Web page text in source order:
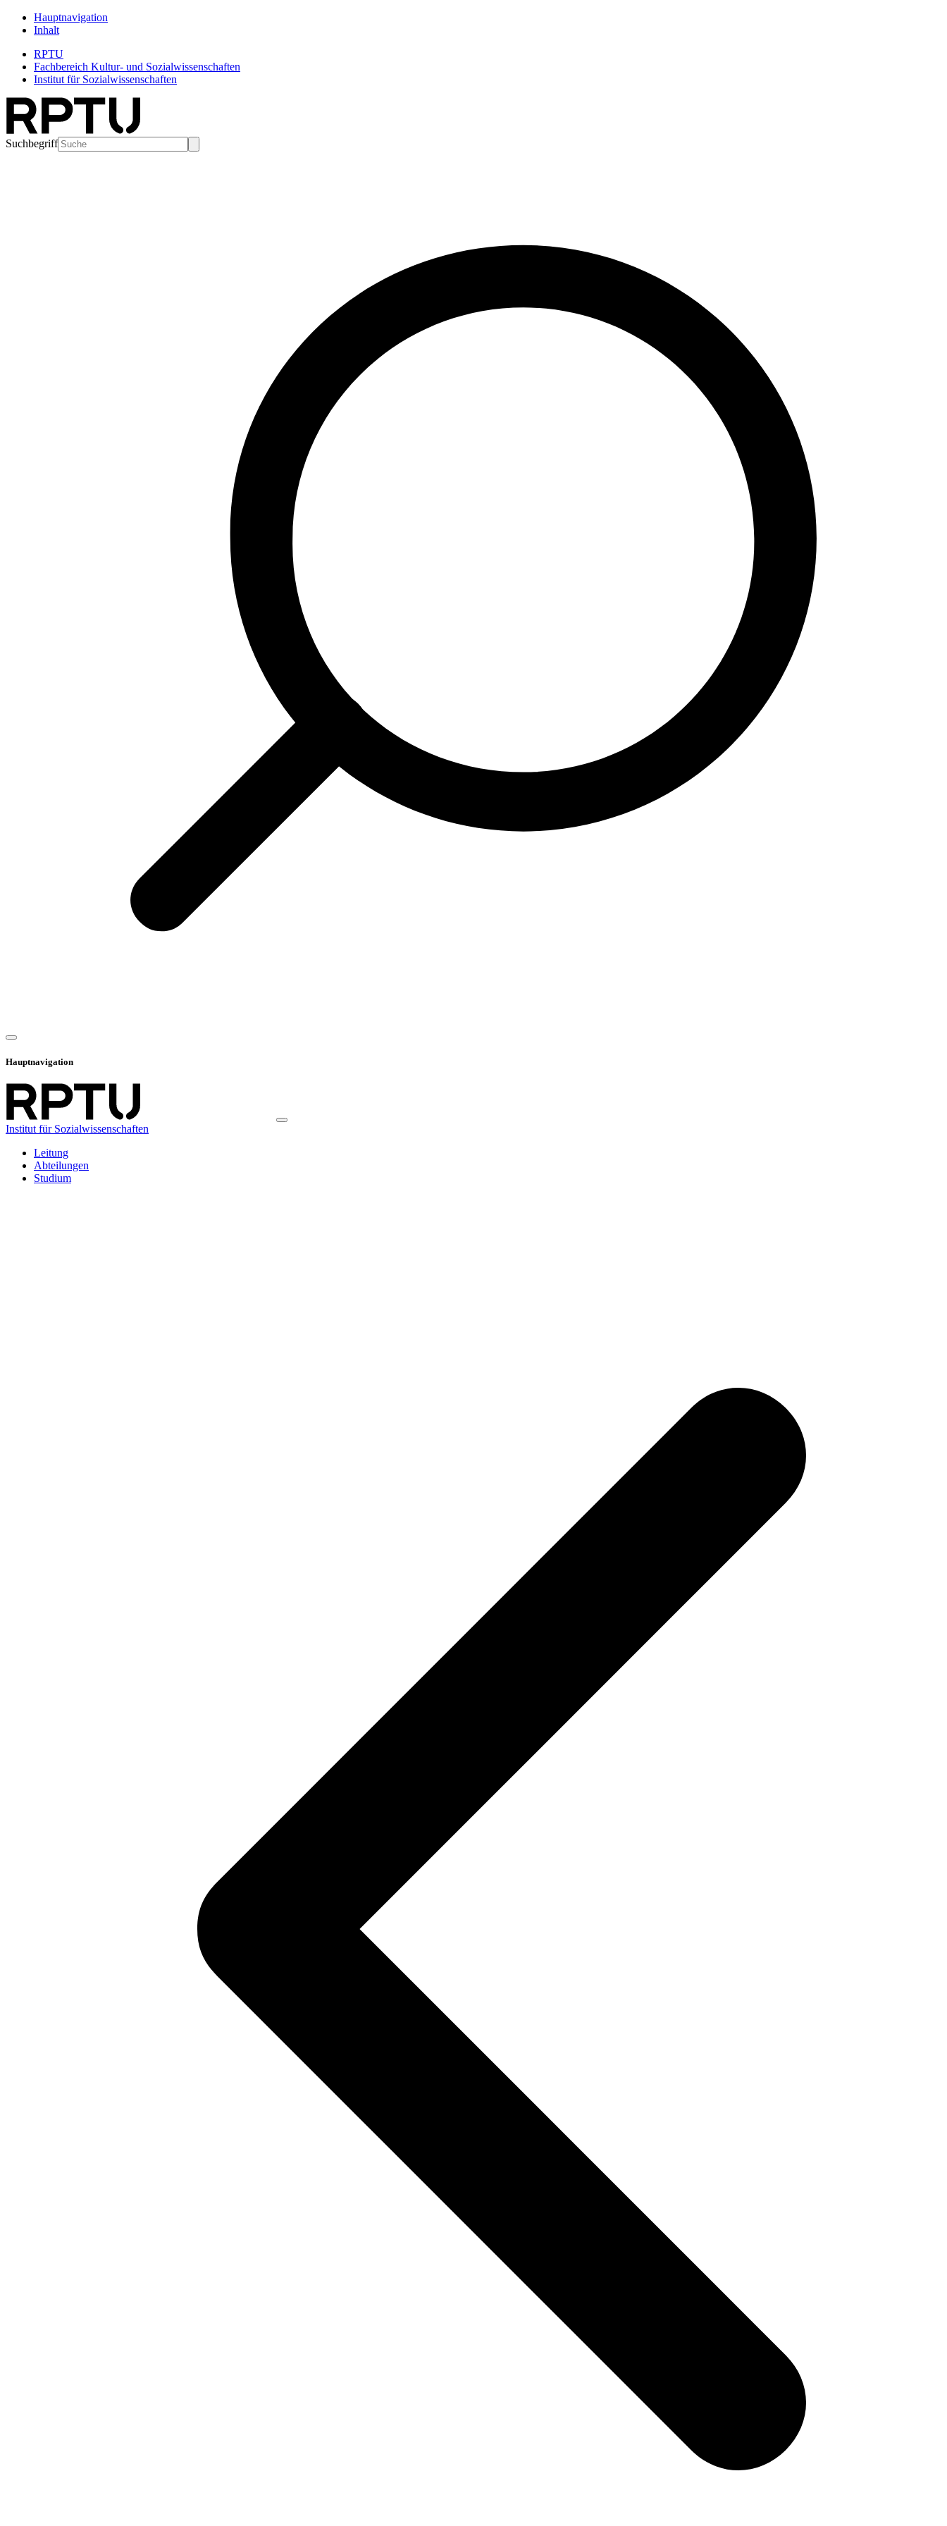
Hauptnavigation
Inhalt
RPTU
Fachbereich Kultur- und Sozialwissenschaften
Institut für Sozialwissenschaften
Suchbegriff
Hauptnavigation
Institut für Sozialwissenschaften
Leitung
Abteilungen
Studium